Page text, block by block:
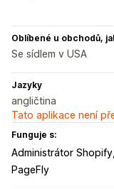
Oblíbené u obchodů,
Se sídlem v USA
Jazyky
angličtina
Tato aplikace není
Funguje s:
Administrátor Shopify
PageFly